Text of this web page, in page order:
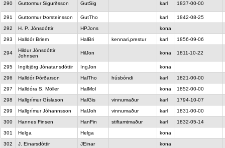
290 Guttormur Sigurðsson GutSig karl 1837-00-00
291 Guttormur Þorsteinsson GutTho karl
1842-08-25
292
H. P. Jónsdóttir HPJons
kona
293
Halldór Briem HalBri kennari,prestur karl 1856-09-06
294
Hildur Jónsdóttir
Johnsen
HilJon kona 1811-10-22
295 Ingibjörg Jónatansdóttir IngJon
kona
296
Halldór Þórðarson HalTho húsbóndi karl
1821-00-00
297
Halldóra S. Möller HalMol kona
1852-00-00
298
Hallgrímur Gíslason HalGis vinnumaður karl
1794-10-07
299
Hallgrímur Jóhannsson HalJoh vinnumaður karl
1831-00-00
300
Hannes Finsen HanFin stiftamtmaður karl
1832-05-14
301
Helga Helga
kona
302
J. Einarsdóttir JEinar kona